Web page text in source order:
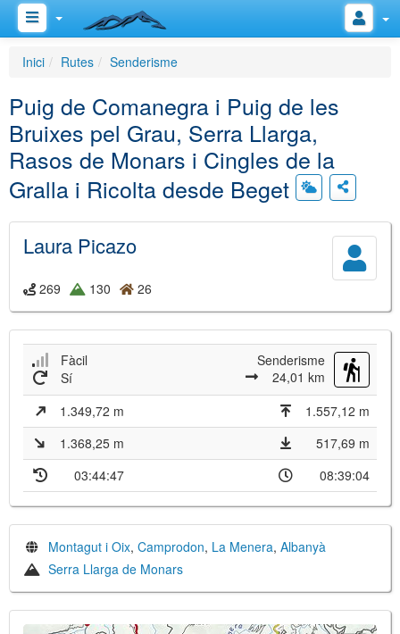
Inici Rutes Senderisme
Puig de Comanegra i Puig de les
Bruixes pel Grau, Serra Llarga,
Rasos de Monars i Cingles de la
Gralla i Ricolta desde Beget
Laura Picazo
269 130 26
Fàcil
Senderisme
24,01 km
Sí
1.349,72 m
1.557,12 m
1.368,25 m
517,69 m
03:44:47
08:39:04
Montagut i Oix, Camprodon, La Menera, Albanyà
Serra Llarga de Monars